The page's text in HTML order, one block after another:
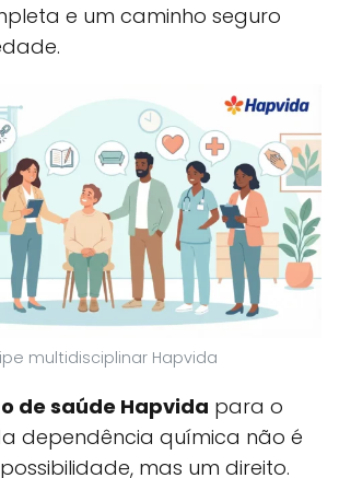
e um caminho seguro
multidisciplinar Hapvida
de saúde Hapvida para o
dependência química não é
mas um direito.